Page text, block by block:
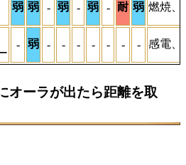
弱 弱 - 弱 - 弱 - 耐 弱 燃焼、
- 弱 - - - - - - - 感電、
オーラが出たら距離を取